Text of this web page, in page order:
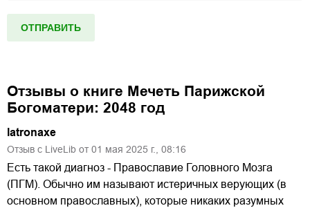
Отзывы о книге Мечеть Парижской
Богоматери: 2048 год
latronaxe
Отзыв с LiveLib от 01 мая 2025 г., 08:16
Есть такой диагноз - Православие Головного Мозга
(ПГМ). Обычно им называют истеричных верующих (в
основном православных), которые никаких разумных